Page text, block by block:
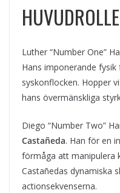
Luther “Number One”
Hans imponerande
syskonflocken. Hopper
hans övermänskliga
Diego “Number Two”
Castañeda. Han för en
förmåga att manipulera
Castañedas dynamiska
actionsekvenserna.